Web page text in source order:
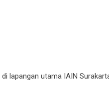
lapangan utama IAIN